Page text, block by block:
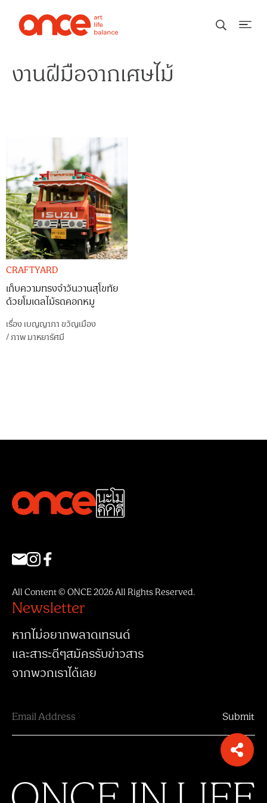
งานฝีมือจากเศษไม้
CRAFTYARD
เก็บความทรงจำวันวานสุโขทัย
ด้วยโมเดลไม้รถคอกหมู
เรื่อง เบญญาภา ขวัญเมือง
/ภาพมาหยารัศมี
All Content © ONCE 2026 All Rights Reserved.
Newsletter
หากไม่อยากพลาดเทรนด์
และสาระดีๆสมัครรับข่าวสาร
จากพวกเราได้เลย